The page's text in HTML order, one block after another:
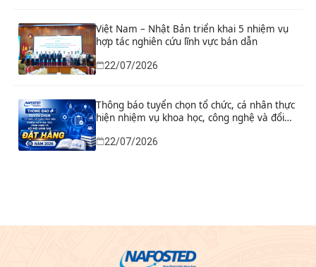
Việt Nam – Nhật Bản triển khai 5 nhiệm vụ
hợp tác nghiên cứu lĩnh vực bán dẫn
22/07/2026
Thông báo tuyển chọn tổ chức, cá nhân thực
hiện nhiệm vụ khoa học, công nghệ và đổi
22/07/2026